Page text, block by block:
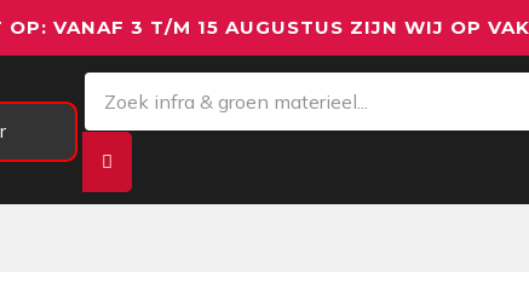
OP: VANAF 3 T/M 15 AUGUSTUS ZIJN WIJ OP